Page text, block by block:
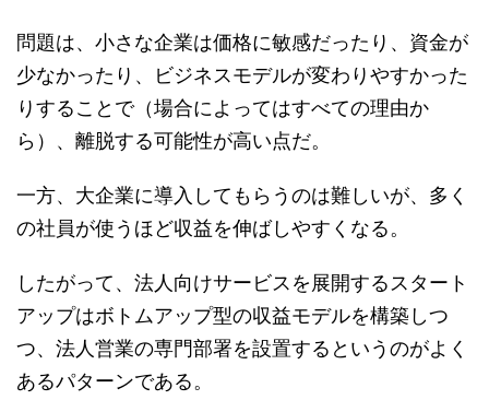
問題は、小さな企業は価格に敏感だったり、資金が
少なかったり、ビジネスモデルが変わりやすかった
りすることで（場合によってはすべての理由か
ら）、離脱する可能性が高い点だ。
一方、大企業に導入してもらうのは難しいが、多く
の社員が使うほど収益を伸ばしやすくなる。
したがって、法人向けサービスを展開するスタート
アップはボトムアップ型の収益モデルを構築しつ
つ、法人営業の専門部署を設置するというのがよく
あるパターンである。